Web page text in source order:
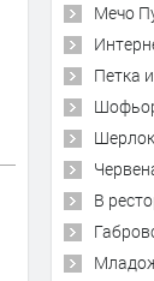
Мечо
Петка
В